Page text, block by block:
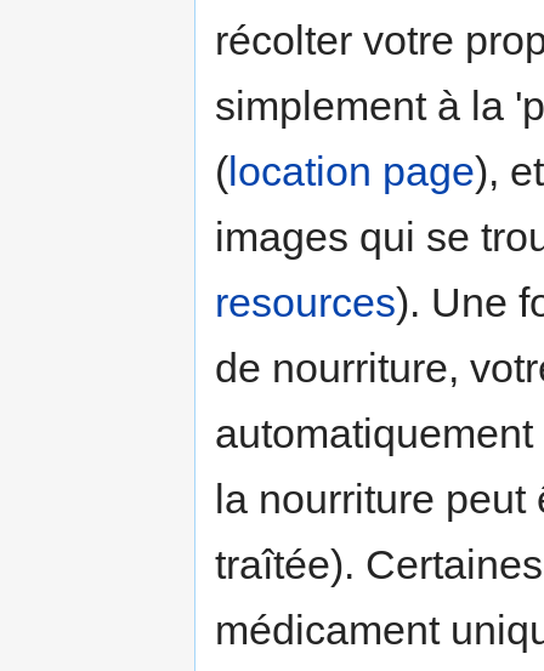
récolter votre
simplement à la
(location page),
images qui se
resources). Une
de nourriture,
automatiquement
la nourriture peut
traîtée).
médicament